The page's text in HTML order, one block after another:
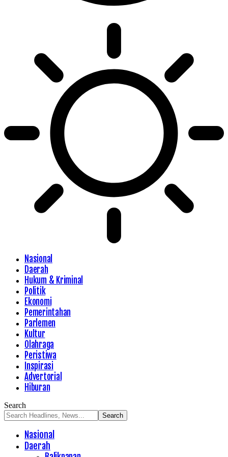
Nasional
Daerah
Hukum & Kriminal
Politik
Ekonomi
Pemerintahan
Parlemen
Kultur
Olahraga
Peristiwa
Inspirasi
Advertorial
Hiburan
Search
Nasional
Daerah